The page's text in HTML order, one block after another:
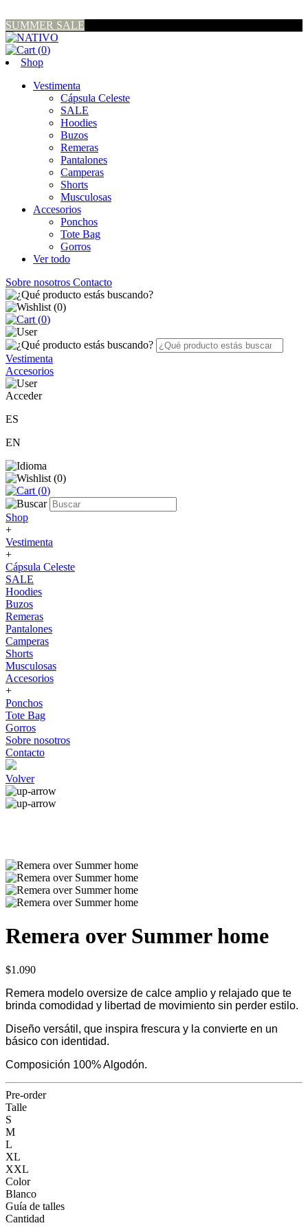
SUMMER SALE
(0)
Shop
Vestimenta
Cápsula Celeste
SALE
Hoodies
Buzos
Remeras
Pantalones
Camperas
Shorts
Musculosas
Accesorios
Ponchos
Tote Bag
Gorros
Ver todo
Sobre nosotros Contacto
(0)
(0)
Vestimenta
Accesorios
Acceder
ES
EN
(0)
(0)
Shop
+
Vestimenta
+
Cápsula Celeste
SALE
Hoodies
Buzos
Remeras
Pantalones
Camperas
Shorts
Musculosas
Accesorios
+
Ponchos
Tote Bag
Gorros
Sobre nosotros
Contacto
Volver
Remera over Summer home
$1.090
Remera modelo oversize de calce amplio y relajado que te
brinda comodidad y libertad de movimiento sin perder estilo.
Diseño versátil, que inspira frescura y la convierte en un
básico con identidad.
Composición 100% Algodón.
Pre-order
Talle
S
M
L
XL
XXL
Color
Blanco
Guía de talles
Cantidad